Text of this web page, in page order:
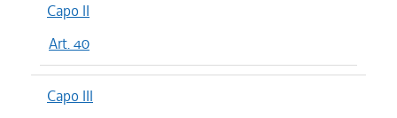
Capo II
Art. 40
Capo III